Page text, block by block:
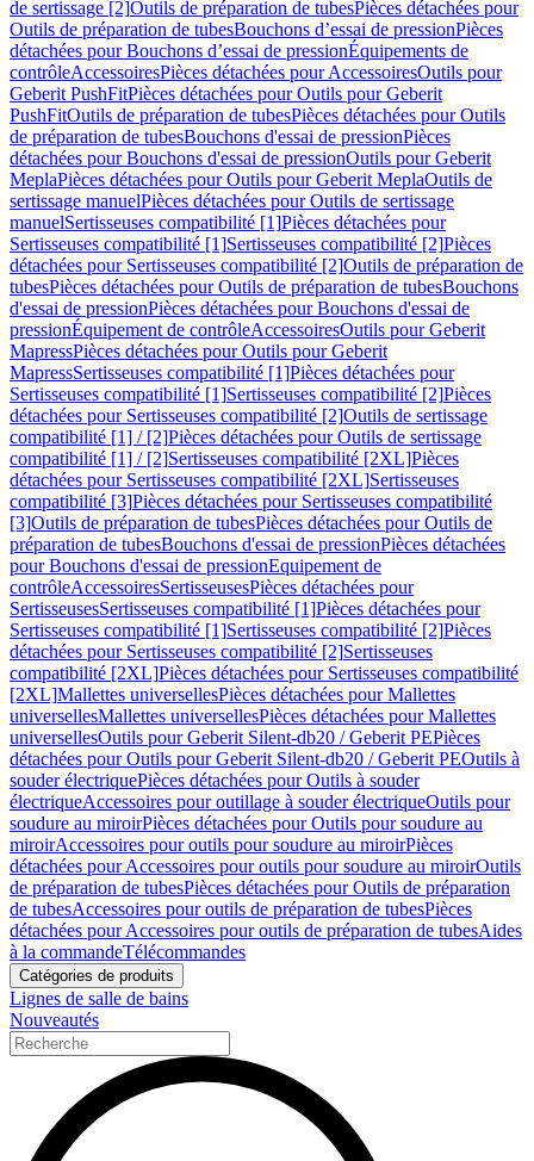
de sertissage [2]Outils de préparation de tubesPièces détachées pour
Outils de préparation de tubesBouchons d’essai de pressionPièces
détachées pour Bouchons d’essai de pressionÉquipements de
contrôleAccessoiresPièces détachées pour AccessoiresOutils pour
Geberit PushFitPièces détachées pour Outils pour Geberit
PushFitOutils de préparation de tubesPièces détachées pour Outils
de préparation de tubesBouchons d'essai de pressionPièces
détachées pour Bouchons d'essai de pressionOutils pour Geberit
MeplaPièces détachées pour Outils pour Geberit MeplaOutils de
sertissage manuelPièces détachées pour Outils de sertissage
manuelSertisseuses compatibilité [1]Pièces détachées pour
Sertisseuses compatibilité [1]Sertisseuses compatibilité [2]Pièces
détachées pour Sertisseuses compatibilité [2]Outils de préparation de
tubesPièces détachées pour Outils de préparation de tubesBouchons
d'essai de pressionPièces détachées pour Bouchons d'essai de
pressionÉquipement de contrôleAccessoiresOutils pour Geberit
MapressPièces détachées pour Outils pour Geberit
MapressSertisseuses compatibilité [1]Pièces détachées pour
Sertisseuses compatibilité [1]Sertisseuses compatibilité [2]Pièces
détachées pour Sertisseuses compatibilité [2]Outils de sertissage
compatibilité [1] / [2]Pièces détachées pour Outils de sertissage
compatibilité [1] / [2]Sertisseuses compatibilité [2XL]Pièces
détachées pour Sertisseuses compatibilité [2XL]Sertisseuses
compatibilité [3]Pièces détachées pour Sertisseuses compatibilité
[3]Outils de préparation de tubesPièces détachées pour Outils de
préparation de tubesBouchons d'essai de pressionPièces détachées
pour Bouchons d'essai de pressionEquipement de
contrôleAccessoiresSertisseusesPièces détachées pour
SertisseusesSertisseuses compatibilité [1]Pièces détachées pour
Sertisseuses compatibilité [1]Sertisseuses compatibilité [2]Pièces
détachées pour Sertisseuses compatibilité [2]Sertisseuses
compatibilité [2XL]Pièces détachées pour Sertisseuses compatibilité
[2XL]Mallettes universellesPièces détachées pour Mallettes
universellesMallettes universellesPièces détachées pour Mallettes
universellesOutils pour Geberit Silent-db20 / Geberit PEPièces
détachées pour Outils pour Geberit Silent-db20 / Geberit PEOutils à
souder électriquePièces détachées pour Outils à souder
électriqueAccessoires pour outillage à souder électriqueOutils pour
soudure au miroirPièces détachées pour Outils pour soudure au
miroirAccessoires pour outils pour soudure au miroirPièces
détachées pour Accessoires pour outils pour soudure au miroirOutils
de préparation de tubesPièces détachées pour Outils de préparation
de tubesAccessoires pour outils de préparation de tubesPièces
détachées pour Accessoires pour outils de préparation de tubesAides
à la commandeTélécommandes
Catégories de produits
Lignes de salle de bains
Nouveautés